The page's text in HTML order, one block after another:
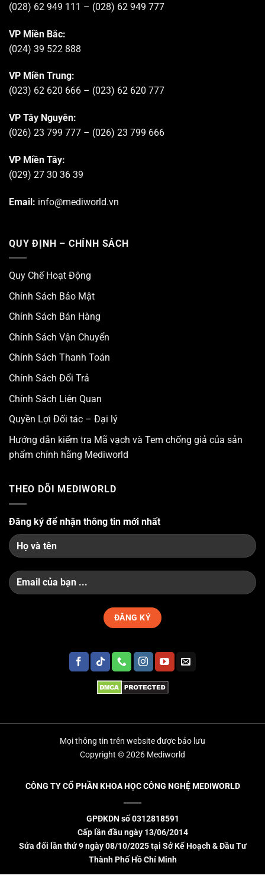
(028) 62 949 111 – (028) 62 949 777
VP Miền Bắc:
(024) 39 522 888
VP Miền Trung:
(023) 62 620 666 – (023) 62 620 777
VP Tây Nguyên:
(026) 23 799 777 – (026) 23 799 666
VP Miền Tây:
(029) 27 30 36 39
Email: info@mediworld.vn
QUY ĐỊNH – CHÍNH SÁCH
Quy Chế Hoạt Động
Chính Sách Bảo Mật
Chính Sách Bán Hàng
Chính Sách Vận Chuyển
Chính Sách Thanh Toán
Chính Sách Đổi Trả
Chính Sách Liên Quan
Quyền Lợi Đối tác – Đại lý
Hướng dẫn kiểm tra Mã vạch và Tem chống giả của sản
phẩm chính hãng Mediworld
THEO DÕI MEDIWORLD
Đăng ký để nhận thông tin mới nhất
Mọi thông tin trên website được bảo lưu
Copyright © 2026 Mediworld
CÔNG TY CỔ PHẦN KHOA HỌC CÔNG NGHỆ MEDIWORLD
GPĐKDN số 0312818591
Cấp lần đầu ngày 13/06/2014
Sửa đổi lần thứ 9 ngày 08/10/2025 tại Sở Kế Hoạch & Đầu Tư
Thành Phố Hồ Chí Minh